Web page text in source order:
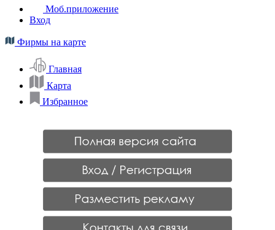
Моб.приложение
Вход
Фирмы на карте
Главная
Карта
Избранное